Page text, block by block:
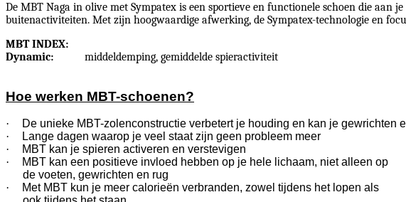
De MBT Naga in olive met Sympatex is een sportieve en functionele schoen die aan
buitenactiviteiten. Met zijn hoogwaardige afwerking, de Sympatex-technologie en
MBT INDEX:
Dynamic:
middeldemping, gemiddelde spieractiviteit
Hoe werken MBT-schoenen?
·
De unieke MBT-zolenconstructie verbetert je houding en kan je gewrichten
·
Lange dagen waarop je veel staat zijn geen probleem meer
·
MBT kan je spieren activeren en verstevigen
·
MBT kan een positieve invloed hebben op je hele lichaam, niet alleen op
de voeten, gewrichten en rug
·
Met MBT kun je meer calorieën verbranden, zowel tijdens het lopen als